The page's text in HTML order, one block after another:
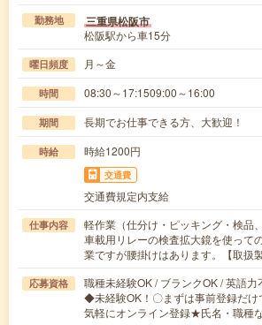
勤務地 三重県松阪市
松阪駅から車15分
曜日頻度 月～金
時間 08:30～17:1509:00～16:00
期間 長期でお仕事できる方、大歓迎！
時給 時給1200円
交通費
交通費規定内支給
仕事内容
軽作業（仕分け・ピッキング・検品
車載用リレーの検査拡大鏡を使って
業ですが腰掛けはあります。【取扱
応募資格
職種未経験OK / ブランクOK / 英語力
◆未経験OK！〇まずは事前登録だけ
気軽にオンライン登録★氏名・職種